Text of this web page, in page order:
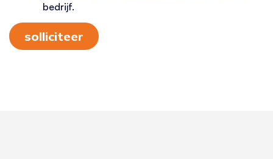
bedrijf.
solliciteer